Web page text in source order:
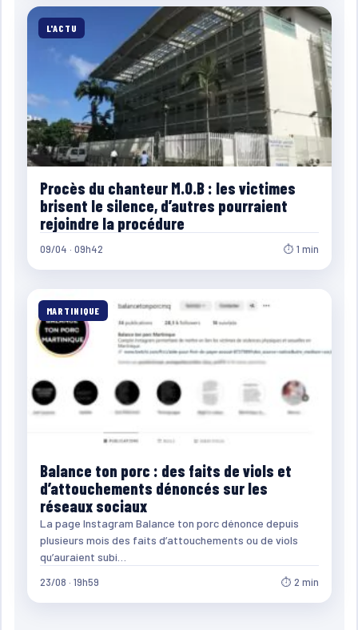
L'ACTU
Procès du chanteur M.O.B : les victimes
brisent le silence, d’autres pourraient
rejoindre la procédure
09/04 · 09h42 ⏱ 1 min
MARTINIQUE
Balance ton porc : des faits de viols et
d’attouchements dénoncés sur les
réseaux sociaux
La page Instagram Balance ton porc dénonce depuis
plusieurs mois des faits d’attouchements ou de viols
qu’auraient subi…
23/08 · 19h59 ⏱ 2 min